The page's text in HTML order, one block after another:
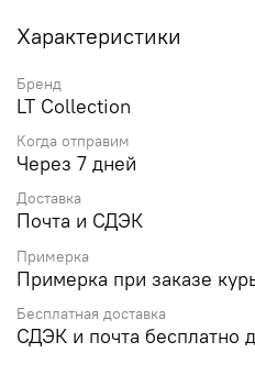
Характеристики
Бренд
LT Collection
Когда отправим
Через 7 дней
Доставка
Почта и СДЭК
Примерка
Примерка при заказе
Бесплатная доставка
СДЭК и почта бесплатно